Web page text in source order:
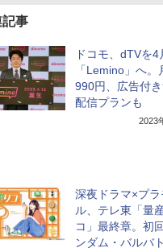
記事
ドコモ、dTVを4
「Lemino」へ。
990円、広告付
配信プランも
2023
深夜ドラマ×プラ
ル、テレ東「量
コ」最終章。初
ンダム・バルバ